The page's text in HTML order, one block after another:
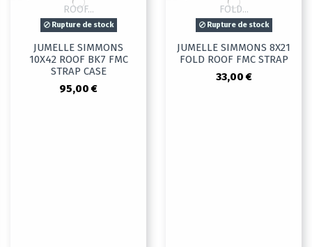
Rupture de stock
JUMELLE SIMMONS
10X42 ROOF BK7 FMC
STRAP CASE
95,00 €
Rupture de stock
JUMELLE SIMMONS 8X21
FOLD ROOF FMC STRAP
33,00 €